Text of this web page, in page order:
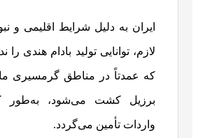
ایران به دلیل شرایط اقلیمی و
لازم، توانایی تولید بادام هندی
که عمدتاً در مناطق گرمسیری
برزیل کشت می‌شود، به‌طور
واردات تأمین می‌گردد.